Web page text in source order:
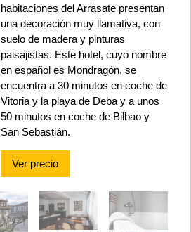
habitaciones del Arrasate presentan
una decoración muy llamativa, con
suelo de madera y pinturas
paisajistas. Este hotel, cuyo nombre
en español es Mondragón, se
encuentra a 30 minutos en coche de
Vitoria y la playa de Deba y a unos
50 minutos en coche de Bilbao y
San Sebastián.
Ver precio